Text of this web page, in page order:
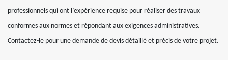
professionnels qui ont l’expérience requise pour réaliser des travaux
conformes aux normes et répondant aux exigences administratives.
Contactez-le pour une demande de devis détaillé et précis de votre projet.